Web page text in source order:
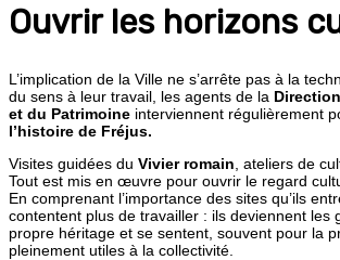
Ouvrir les horizons
L’implication de la Ville ne s’arrête pas à la
du sens à leur travail, les agents de la
et du Patrimoine interviennent régulièrement
l’histoire de Fréjus.
Visites guidées du Vivier romain , ateliers de
Tout est mis en œuvre pour ouvrir le regard
En comprenant l’importance des sites qu’ils
contentent plus de travailler : ils deviennent les
propre héritage et se sentent, souvent pour la
pleinement utiles à la collectivité.